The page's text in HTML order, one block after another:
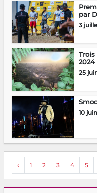
par
3
Trois
2024
25
10
‹ 1 2 3 4 5